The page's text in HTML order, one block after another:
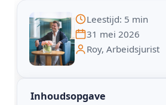
Leestijd: 5 min
31 mei 2026
Roy, Arbeidsjurist
Inhoudsopgave